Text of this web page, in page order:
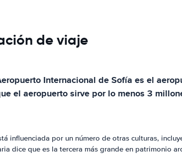
de viaje
Internacional de Sofía es el
el aeropuerto sirve por lo menos 3
influenciada por un número de otras culturas,
dice que es la tercera más grande en patrimonio